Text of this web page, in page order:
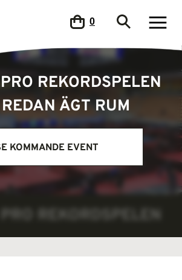
0
PRO REKORDSPELEN
REKORDSPELEN
ÄGT RUM
KOMMANDE EVENT